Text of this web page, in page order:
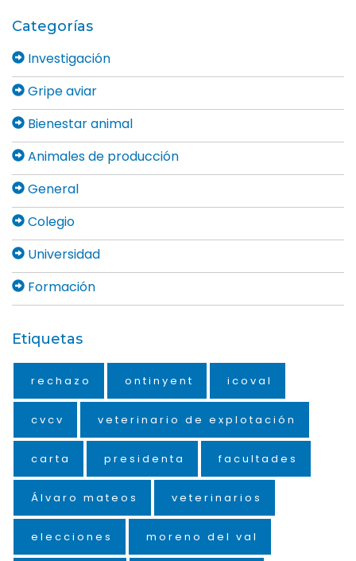
Categorías
Investigación
Gripe aviar
Bienestar animal
Animales de producción
General
Colegio
Universidad
Formación
Etiquetas
rechazo ontinyent icoval
cvcv veterinario de explotación
carta presidenta facultades
Álvaro mateos veterinarios
elecciones moreno del val